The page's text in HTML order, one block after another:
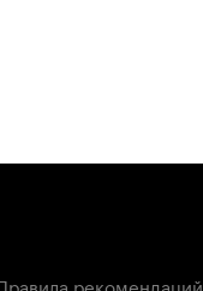
рекомендаций